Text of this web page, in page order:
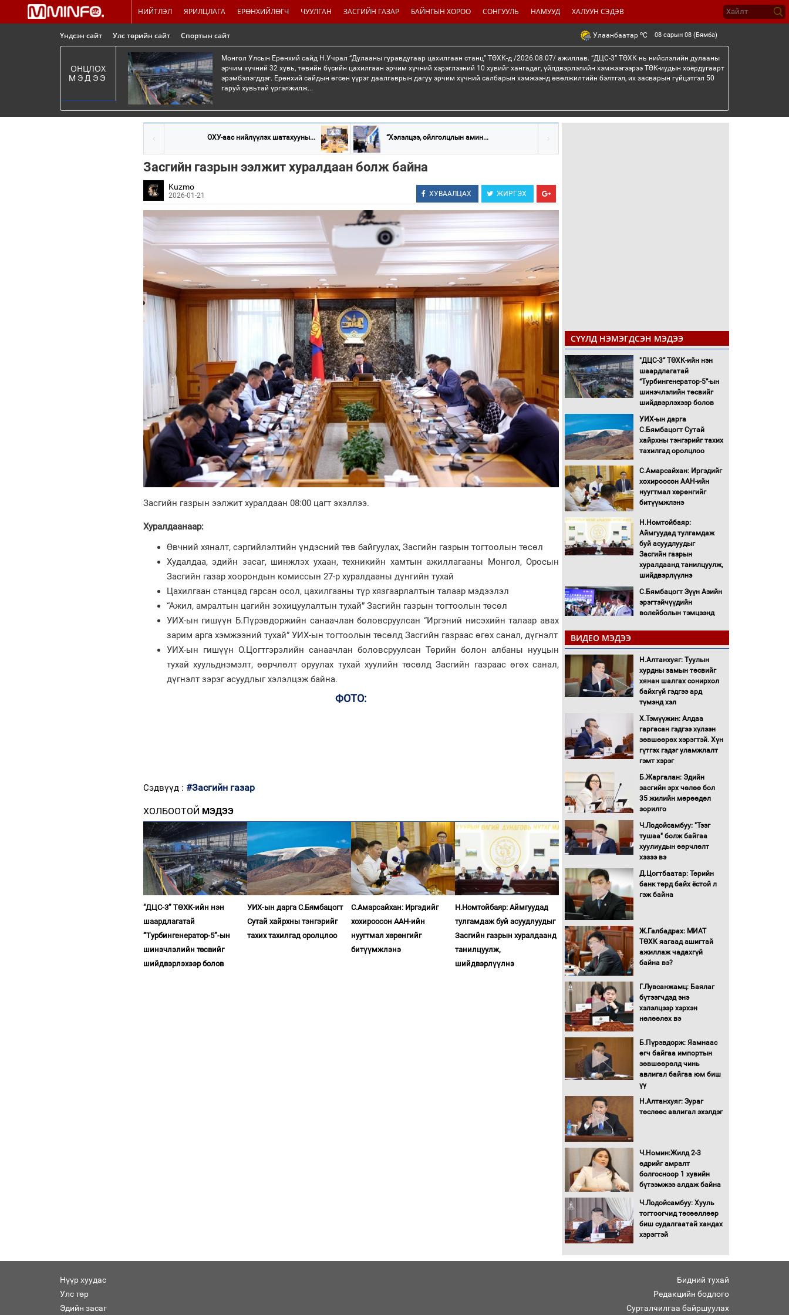
НИЙТЛЭЛ ЯРИЛЦЛАГА ЕРӨНХИЙЛӨГЧ ЧУУЛГАН ЗАСГИЙН ГАЗАР БАЙНГЫН ХОРОО СОНГУУЛЬ НАМУУД ХАЛУУН СЭДЭВ
Үндсэн сайт Улс төрийн сайт Спортын сайт Улаанбаатар oC 08 сарын 08 (Бямба)
ОНЦЛОХ
МЭДЭЭ
Монгол Улсын Ерөнхий сайд Н.Учрал “Дулааны гуравдугаар цахилгаан станц” ТӨХК-д /2026.08.07/ ажиллав. “ДЦС-3” ТӨХК нь нийслэлийн дулааны
эрчим хүчний 32 хувь, төвийн бүсийн цахилгаан эрчим хүчний хэрэглээний 10 хувийг хангадаг, үйлдвэрлэлийн хэмжээгээрээ ТӨК-иудын хоёрдугаарт
эрэмбэлэгддэг. Ерөнхий сайдын өгсөн үүрэг даалгаврын дагуу эрчим хүчний салбарын хэмжээнд өвөлжилтийн бэлтгэл, их засварын гүйцэтгэл 50
гаруй хувьтай үргэлжилж...
ОХУ-аас нийлүүлэх шатахууны... “Хэлэлцээ, ойлголцлын амин...
Засгийн газрын ээлжит хуралдаан болж байна
Kuzmo
2026-01-21 ХУВААЛЦАХ ЖИРГЭХ
Засгийн газрын ээлжит хуралдаан 08:00 цагт эхэллээ.
Хуралдаанаар:
Өвчний хяналт, сэргийлэлтийн үндэсний төв байгуулах, Засгийн газрын тогтоолын төсөл
Худалдаа, эдийн засаг, шинжлэх ухаан, техникийн хамтын ажиллагааны Монгол, Оросын
Засгийн газар хоорондын комиссын 27-р хуралдааны дүнгийн тухай
Цахилгаан станцад гарсан осол, цахилгааны түр хязгаарлалтын талаар мэдээлэл
“Ажил, амралтын цагийн зохицуулалтын тухай” Засгийн газрын тогтоолын төсөл
УИХ-ын гишүүн Б.Пүрэвдоржийн санаачлан боловсруулсан “Иргэний нисэхийн талаар авах
зарим арга хэмжээний тухай” УИХ-ын тогтоолын төсөлд Засгийн газраас өгөх санал, дүгнэлт
УИХ-ын гишүүн О.Цогтгэрэлийн санаачлан боловсруулсан Төрийн болон албаны нууцын
тухай хуульднэмэлт, өөрчлөлт оруулах тухай хуулийн төсөлд Засгийн газраас өгөх санал,
дүгнэлт зэрэг асуудлыг хэлэлцэж байна.
ФОТО:
Сэдвүүд : #Засгийн газар
ХОЛБООТОЙ МЭДЭЭ
"ДЦС-3” ТӨХК-ийн нэн
шаардлагатай
“Турбингенератор-5”-ын
шинэчлэлийн төсвийг
шийдвэрлэхээр болов
УИХ-ын дарга С.Бямбацогт
Сутай хайрхны тэнгэрийг
тахих тахилгад оролцлоо
С.Амарсайхан: Иргэдийг
хохироосон ААН-ийн
нуугтмал хөрөнгийг
битүүмжлэнэ
Н.Номтойбаяр: Аймгуудад
тулгамдаж буй асуудлуудыг
Засгийн газрын хуралдаанд
танилцуулж,
шийдвэрлүүлнэ
СҮҮЛД НЭМЭГДСЭН МЭДЭЭ
"ДЦС-3” ТӨХК-ийн нэн
шаардлагатай
“Турбингенератор-5”-ын
шинэчлэлийн төсвийг
шийдвэрлэхээр болов
УИХ-ын дарга
С.Бямбацогт Сутай
хайрхны тэнгэрийг тахих
тахилгад оролцлоо
С.Амарсайхан: Иргэдийг
хохироосон ААН-ийн
нуугтмал хөрөнгийг
битүүмжлэнэ
Н.Номтойбаяр:
Аймгуудад тулгамдаж
буй асуудлуудыг
Засгийн газрын
хуралдаанд танилцуулж,
шийдвэрлүүлнэ
С.Бямбацогт Зүүн Азийн
эрэгтэйчүүдийн
волейболын тэмцээнд
хүслээ
Автобензин, дизель
түлшний онцгой албан
татварыг тэглэлээ
горимд эрүүл мэндийн
салбар хамаарахгүй
Нөөцийн махны
нээлттэй ил тод болгоно
Монгол Улс “COP17”-д
төлөвлөгөө”-гөө
танилцуулна
16 төрлийн эмийг нэг эх
журмыг баталлаа
гадаад томилолтыг
хориглолоо
Сайд нар төсвөө хэрхэн
Засгийн газрын ээлжит
хуралдаан болж байна
Автомашинд улсын
дугаарын тэгш,
олгоно
Бага орлоготой
бүрдүүллээ
Хөшөө бүтсэн түүхийг
өгүүлэх 7 баримт
Хөвсгөл нуурын лусыг
тахих төрийн тахилгын
ёслол боллоо
“Хар жагсаалт”-ын
Монголбанкны
удирдлагад 30 хоногийн
ВИДЕО МЭДЭЭ
Н.Алтанхуяг: Туулын
хурдны замын төсвийг
хянан шалгах сонирхол
байхгүй гэдгээ ард
түмэнд хэл
Х.Тэмүүжин: Алдаа
гаргасан гэдгээ хүлээн
зөвшөөрөх хэрэгтэй. Хүн
гүтгэх гэдэг уламжлалт
гэмт хэрэг
Б.Жаргалан: Эдийн
засгийн эрх чөлөө бол
35 жилийн мөрөөдөл
зорилго
Ч.Лодойсамбуу: "Тээг
тушаа" болж байгаа
хуулиудын өөрчлөлт
хэзээ вэ
Д.Цогтбаатар: Төрийн
банк төрд байх ёстой л
гэж байна
Ж.Галбадрах: МИАТ
ТӨХК яагаад ашигтай
ажиллаж чадахгүй
байна вэ?
Г.Лувсанжамц: Баялаг
бүтээгчдэд энэ
хэлэлцээр хэрхэн
нөлөөлөх вэ
Б.Пүрэвдорж: Яамнаас
өгч байгаа импортын
зөвшөөрөлд чинь
авлигал байгаа юм биш
үү
Н.Алтанхуяг: Зураг
төслөөс авлигал эхэлдэг
Ч.Номин:Жилд 2-3
өдрийг амралт
болгосноор 1 хувийн
бүтээмжээ алдаж байна
Ч.Лодойсамбуу: Хууль
тогтоогчид төсөөллөөр
биш судалгаатай хандах
хэрэгтэй
Нүүр хуудас
Улс төр
Эдийн засаг
Бидний тухай
Редакцийн бодлого
Сурталчилгаа байршуулах